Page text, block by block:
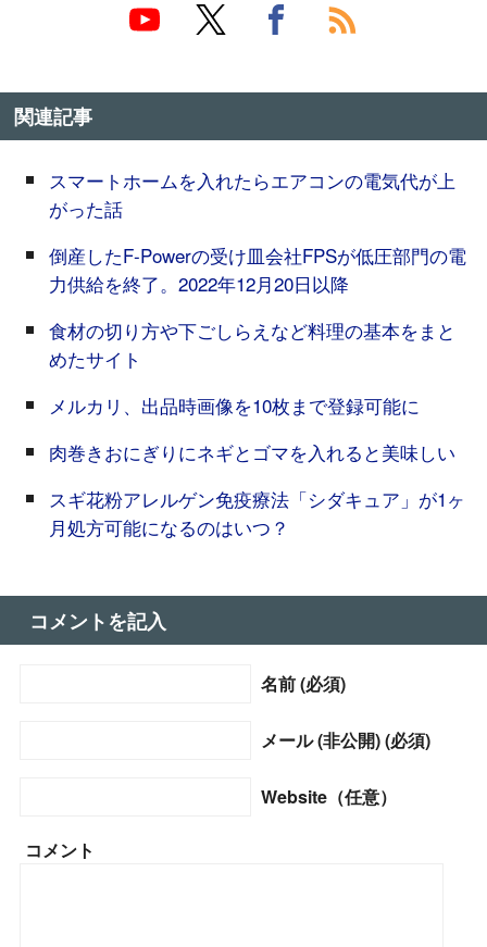
関連記事
スマートホームを入れたらエアコンの電気代が上
がった話
倒産したF-Powerの受け皿会社FPSが低圧部門の電
力供給を終了。2022年12月20日以降
食材の切り方や下ごしらえなど料理の基本をまと
めたサイト
メルカリ、出品時画像を10枚まで登録可能に
肉巻きおにぎりにネギとゴマを入れると美味しい
スギ花粉アレルゲン免疫療法「シダキュア」が1ヶ
月処方可能になるのはいつ？
コメントを記入
名前 (必須)
メール (非公開) (必須)
Website（任意）
コメント